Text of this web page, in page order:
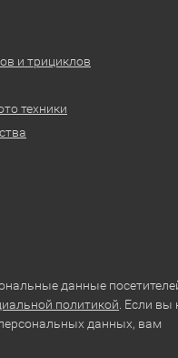
и трициклов
техники
данные
политикой . Если вы
данных, вам